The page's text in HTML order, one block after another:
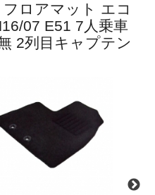
ロアマット エコ
07 E51 7人乗車
2列目キャプテン